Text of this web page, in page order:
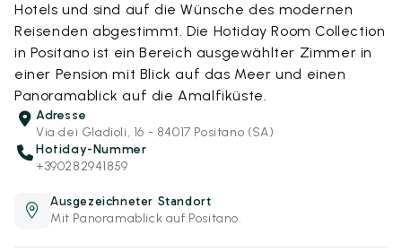
Hotels und sind auf die Wünsche des modernen
Reisenden abgestimmt. Die Hotiday Room Collection
in Positano ist ein Bereich ausgewählter Zimmer in
einer Pension mit Blick auf das Meer und einen
Panoramablick auf die Amalfiküste.
Adresse
Via dei Gladioli, 16 - 84017 Positano (SA)
Hotiday-Nummer
+390282941859
Ausgezeichneter Standort
Mit Panoramablick auf Positano.